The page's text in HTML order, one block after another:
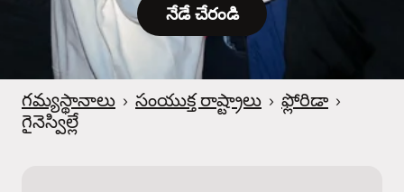
నేడే చేరండి
గమ్యస్థానాలు › సంయుక్త రాష్ట్రాలు › ఫ్లోరిడా ›
గైనెస్విల్లే